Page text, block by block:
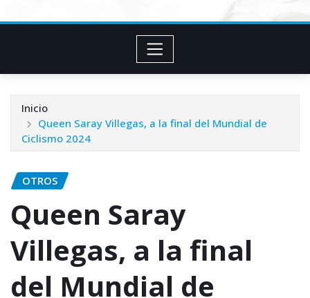
Inicio
Queen Saray Villegas, a la final del Mundial de
Ciclismo 2024
OTROS
Queen Saray
Villegas, a la final
del Mundial de